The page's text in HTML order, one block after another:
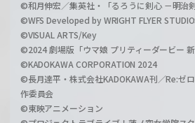
©和月伸宏／集英社・「るろうに剣心 －明治
©WFS Developed by WRIGHT FLYER
©VISUAL ARTS/Key
©2024 劇場版「ウマ娘 プリティーダービー
©KADOKAWA CORPORATION 2024
©長月達平・株式会社KADOKAWA刊／Re:ゼ
作委員会
©東映アニメーション